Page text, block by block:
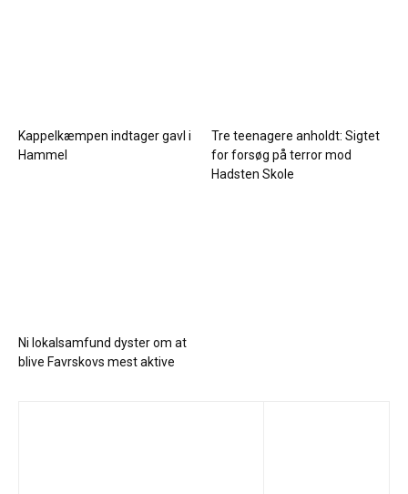
Kappelkæmpen indtager gavl i
Hammel
Tre teenagere anholdt: Sigtet
for forsøg på terror mod
Hadsten Skole
Ni lokalsamfund dyster om at
blive Favrskovs mest aktive